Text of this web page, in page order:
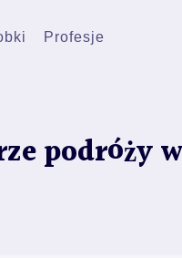
Profesje
podróży